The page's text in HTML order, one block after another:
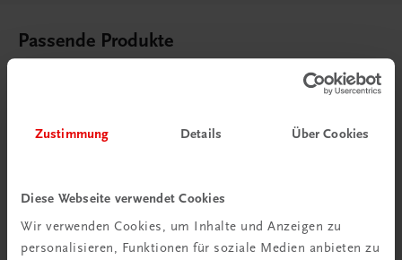
Zustimmung Details Über Cookies
Diese Webseite verwendet Cookies
Wir verwenden Cookies, um Inhalte und Anzeigen zu
personalisieren, Funktionen für soziale Medien anbieten zu
Passende Produkte